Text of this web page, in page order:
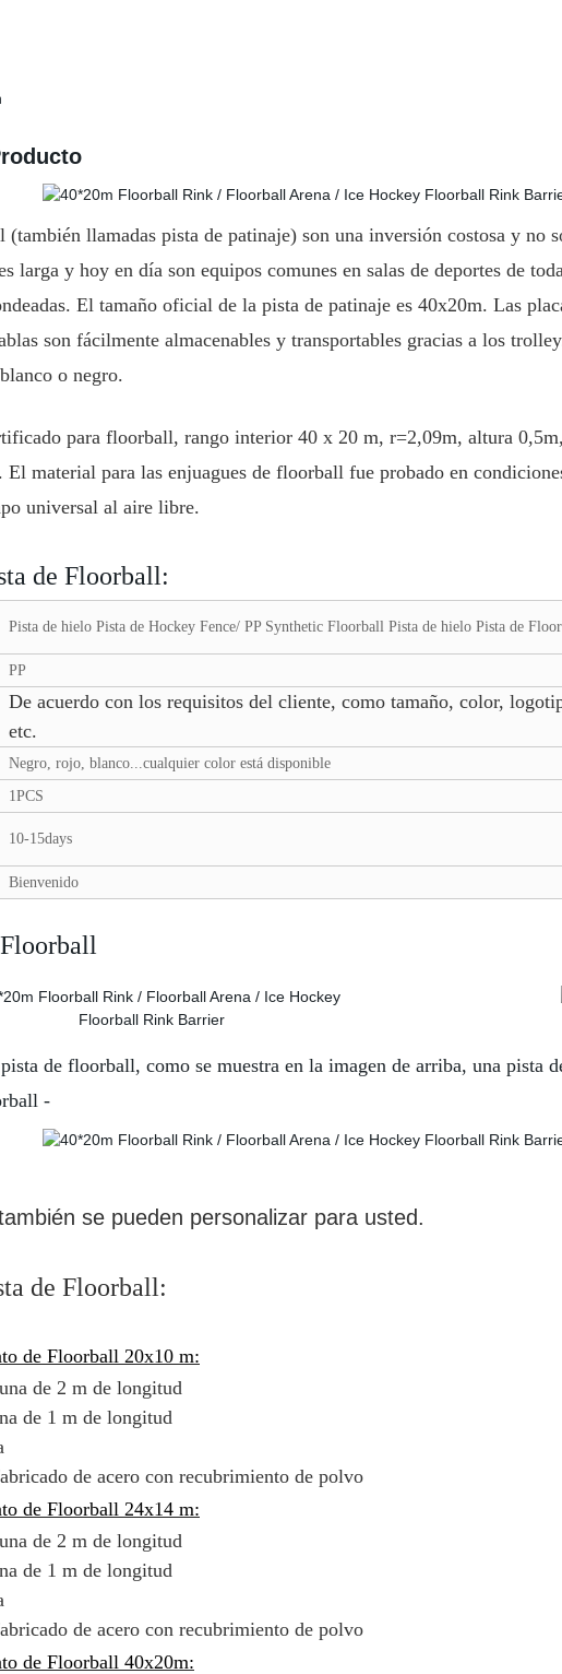
llamadas pista de patinaje) son una inversión costosa y no
larga y hoy en día son equipos comunes en salas de deportes de
El tamaño oficial de la pista de patinaje es 40x20m. Las
son fácilmente almacenables y transportables gracias a los
o negro.
para floorball, rango interior 40 x 20 m, r=2,09m, altura
material para las enjuagues de floorball fue probado en
universal al aire libre.
de Floorball:
Pista de hielo Pista de Hockey Fence/ PP Synthetic Floorball Pista de hielo Pista de
PP
De acuerdo con los requisitos del cliente, como tamaño, color,
etc.
Negro, rojo, blanco...cualquier color está disponible
1PCS
10-15days
Bienvenido
de floorball, como se muestra en la imagen de arriba, una
-
se pueden personalizar para usted.
de Floorball:
de Floorball 20x10 m:
de 2 m de longitud
de 1 m de longitud
de acero con recubrimiento de polvo
de Floorball 24x14 m:
de 2 m de longitud
de 1 m de longitud
de acero con recubrimiento de polvo
de Floorball 40x20m: